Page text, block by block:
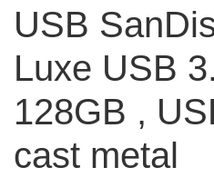
USB
Luxe USB
128GB ,
cast metal